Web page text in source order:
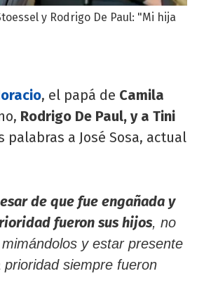
y Rodrigo De Paul: "Mi hija
, el papá de Camila
Rodrigo De Paul, y a Tini
a José Sosa, actual
de que fue engañada y
fueron sus hijos, no
y estar presente
siempre fueron